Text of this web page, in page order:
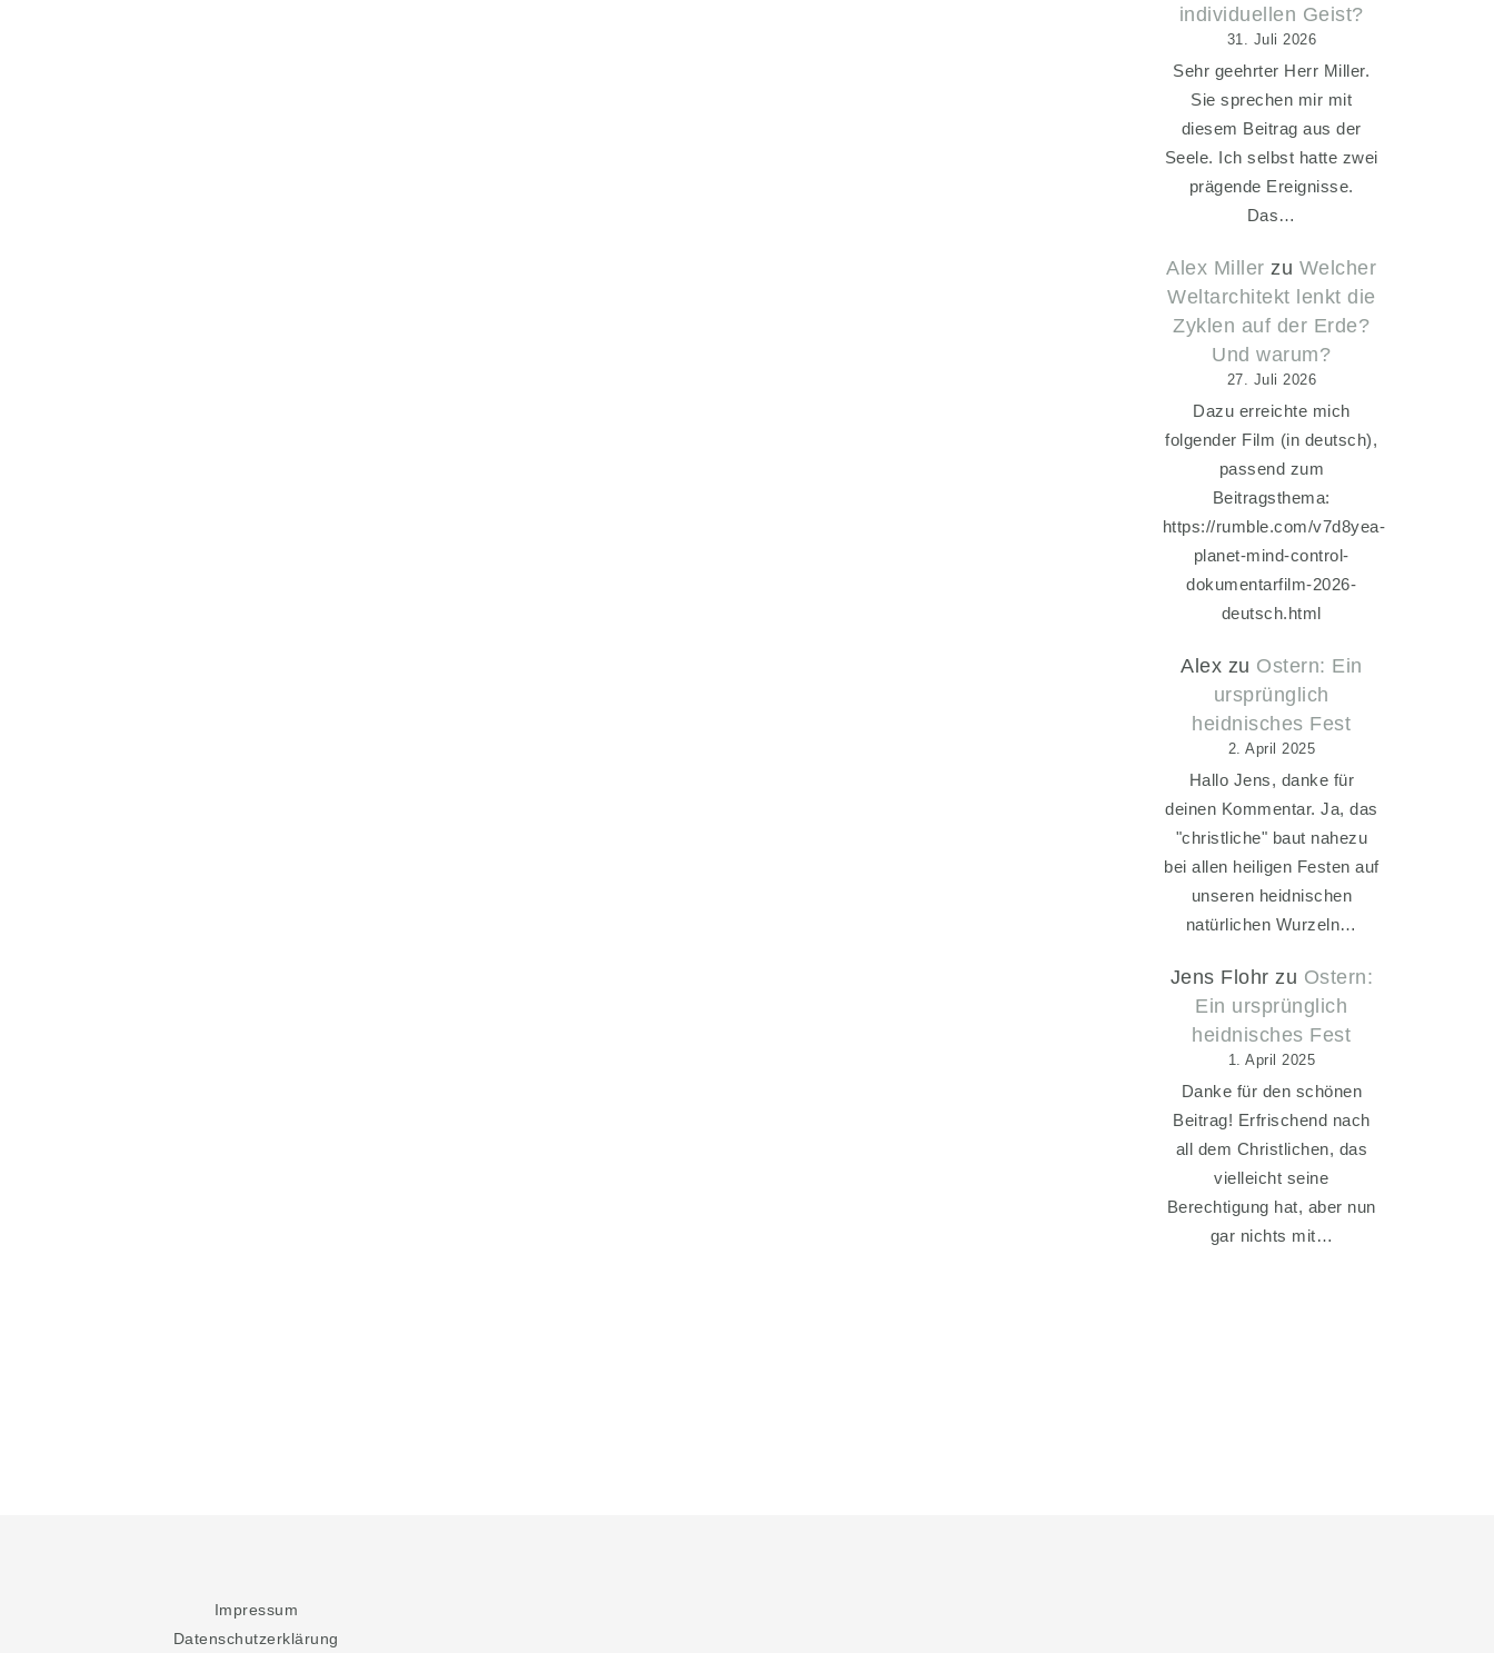
individuellen Geist?
31. Juli 2026
Sehr geehrter Herr Miller.
Sie sprechen mir mit
diesem Beitrag aus der
Seele. Ich selbst hatte zwei
prägende Ereignisse.
Das…
Alex Miller zu Welcher
Weltarchitekt lenkt die
Zyklen auf der Erde?
Und warum?
27. Juli 2026
Dazu erreichte mich
folgender Film (in deutsch),
passend zum
Beitragsthema:
https://rumble.com/v7d8yea-
planet-mind-control-
dokumentarfilm-2026-
deutsch.html
Alex zu Ostern: Ein
ursprünglich
heidnisches Fest
2. April 2025
Hallo Jens, danke für
deinen Kommentar. Ja, das
"christliche" baut nahezu
bei allen heiligen Festen auf
unseren heidnischen
natürlichen Wurzeln…
Jens Flohr zu Ostern:
Ein ursprünglich
heidnisches Fest
1. April 2025
Danke für den schönen
Beitrag! Erfrischend nach
all dem Christlichen, das
vielleicht seine
Berechtigung hat, aber nun
gar nichts mit…
Impressum
Datenschutzerklärung